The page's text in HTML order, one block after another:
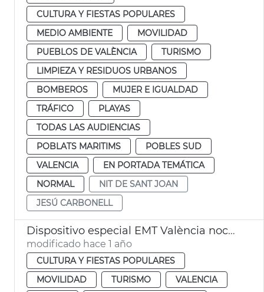
CULTURA Y FIESTAS POPULARES
MEDIO AMBIENTE
MOVILIDAD
PUEBLOS DE VALÈNCIA
TURISMO
LIMPIEZA Y RESIDUOS URBANOS
BOMBEROS
MUJER E IGUALDAD
TRÁFICO
PLAYAS
TODAS LAS AUDIENCIAS
POBLATS MARITIMS
POBLES SUD
VALENCIA
EN PORTADA TEMÁTICA
NORMAL
NIT DE SANT JOAN
JESÚ CARBONELL
Dispositivo especial EMT València noche San Juan
modificado hace 1 año
CULTURA Y FIESTAS POPULARES
MOVILIDAD
TURISMO
VALENCIA